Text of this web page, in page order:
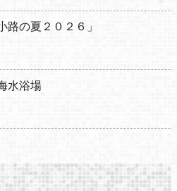
路の夏２０２６」
水浴場